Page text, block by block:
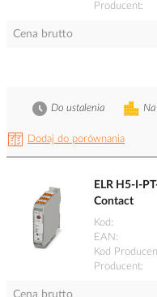
Producent
Cena brutto
Dodaj do porównania
Na
Do ustalenia
ELR H5-I-
Contact
Kod
EAN
Kod
Producent